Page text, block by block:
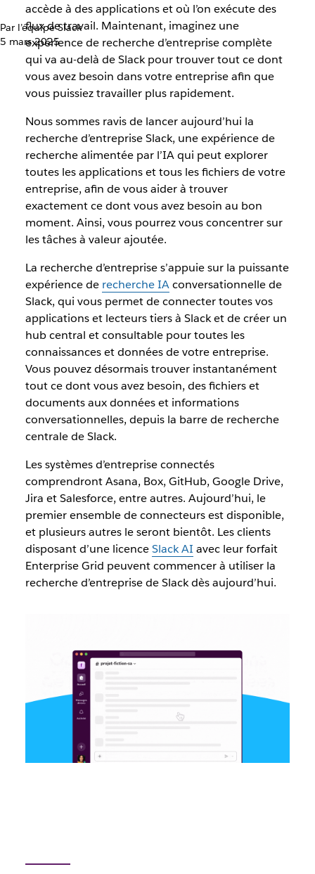
Par l’équipe Slack
5 mars 2025
accède à des applications et où l’on exécute des
flux de travail. Maintenant, imaginez une
expérience de recherche d’entreprise complète
qui va au-delà de Slack pour trouver tout ce dont
vous avez besoin dans votre entreprise afin que
vous puissiez travailler plus rapidement.
Nous sommes ravis de lancer aujourd’hui la
recherche d’entreprise Slack, une expérience de
recherche alimentée par l’IA qui peut explorer
toutes les applications et tous les fichiers de votre
entreprise, afin de vous aider à trouver
exactement ce dont vous avez besoin au bon
moment. Ainsi, vous pourrez vous concentrer sur
les tâches à valeur ajoutée.
La recherche d’entreprise s’appuie sur la puissante
expérience de recherche IAconversationnelle de
Slack, qui vous permet de connecter toutes vos
applications et lecteurs tiers à Slack et de créer un
hub central et consultable pour toutes les
connaissances et données de votre entreprise.
Vous pouvez désormais trouver instantanément
tout ce dont vous avez besoin, des fichiers et
documents aux données et informations
conversationnelles, depuis la barre de recherche
centrale de Slack.
Les systèmes d’entreprise connectés
comprendront Asana, Box, GitHub, Google Drive,
Jira et Salesforce, entre autres. Aujourd’hui, le
premier ensemble de connecteurs est disponible,
et plusieurs autres le seront bientôt. Les clients
disposant d’une licenceSlack AI avec leur forfait
Enterprise Grid peuvent commencer à utiliser la
recherche d’entreprise de Slack dès aujourd’hui.